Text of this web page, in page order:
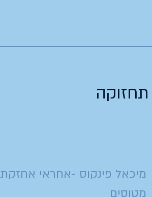
תחזוקה
מיכאל פינקוס -אחראי אחזקת
מטוסים